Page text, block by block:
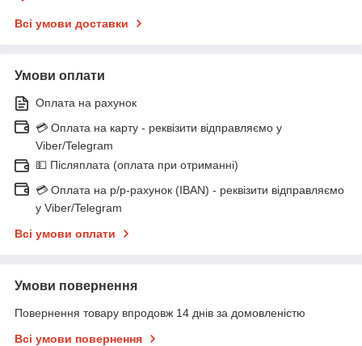
Всі умови доставки
Умови оплати
Оплата на рахунок
💳 Оплата на карту - реквізити відправляємо у
Viber/Telegram
💵 Післяплата (оплата при отриманні)
💳 Оплата на р/р-рахунок (IBAN) - реквізити відправляємо
у Viber/Telegram
Всі умови оплати
Умови повернення
Повернення товару впродовж 14 днів за домовленістю
Всі умови повернення